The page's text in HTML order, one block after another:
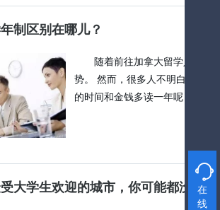
制区别在哪儿？
随着前往加拿大留学人数的
势。 然而，很多人不明白，为
的时间和金钱多读一年呢？
大学生欢迎的城市，你可能都没听

在
线